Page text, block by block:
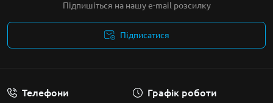
Підпишіться на нашу e-mail розсилку
Підписатися
Телефони Графік роботи